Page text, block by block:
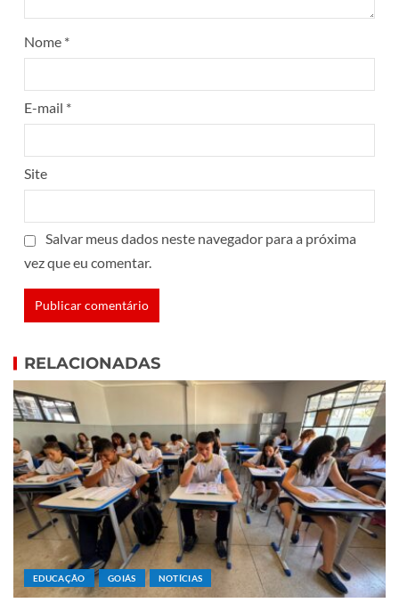
Nome *
E-mail *
Site
Salvar meus dados neste navegador para a próxima
vez que eu comentar.
RELACIONADAS
EDUCAÇÃO GOIÁS NOTÍCIAS